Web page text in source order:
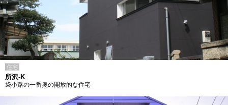
住宅
所沢-K
袋小路の一番奥の開放的な住宅